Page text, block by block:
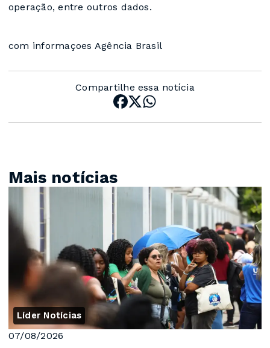
operação, entre outros dados.
com informaçoes Agência Brasil
Compartilhe essa notícia
Mais notícias
Líder Notícias
07/08/2026